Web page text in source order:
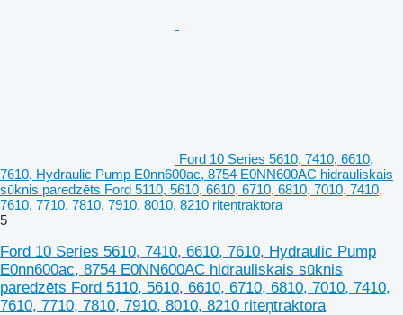
Ford 10 Series 5610, 7410, 6610,
7610, Hydraulic Pump E0nn600ac, 8754 E0NN600AC hidrauliskais
sūknis paredzēts Ford 5110, 5610, 6610, 6710, 6810, 7010, 7410,
7610, 7710, 7810, 7910, 8010, 8210 riteņtraktora
5
Ford 10 Series 5610, 7410, 6610, 7610, Hydraulic Pump
E0nn600ac, 8754 E0NN600AC hidrauliskais sūknis
paredzēts Ford 5110, 5610, 6610, 6710, 6810, 7010, 7410,
7610, 7710, 7810, 7910, 8010, 8210 riteņtraktora